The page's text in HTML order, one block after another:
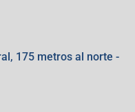
175 metros al norte -